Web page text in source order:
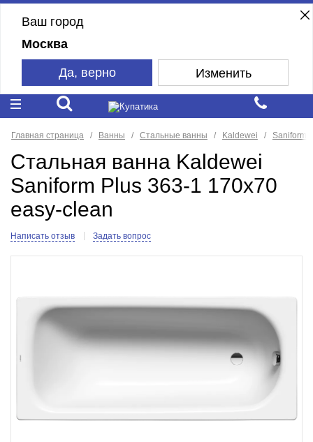
Ваш город
Москва
Да, верно Изменить
Главная страница Ванны Стальные ванны Kaldewei Saniform
Стальная ванна Kaldewei
Saniform Plus 363-1 170x70
easy-clean
Написать отзыв Задать вопрос